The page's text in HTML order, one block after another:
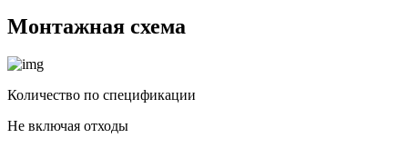
Монтажная схема
Количество по спецификации
Не включая отходы